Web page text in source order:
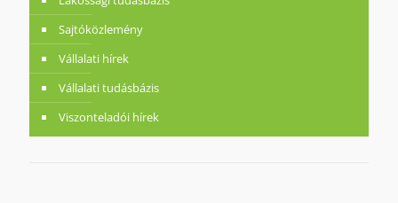
Sajtóközlemény
Vállalati hírek
Vállalati tudásbázis
Viszonteladói hírek